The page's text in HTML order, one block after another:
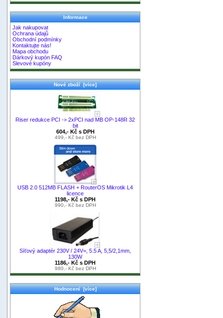
Informace
Jak nakupovat
Ochrana údajů
Obchodní podmínky
Kontaktujte nás!
Mapa obchodu
Dárkový kupón FAQ
Slevové kupóny
Nové zboží [více]
Riser redukce PCI -> 2xPCI nad MB OP-148R 32
bit
604,- Kč s DPH
499,- Kč bez DPH
USB 2.0 512MB FLASH + RouterOS Mikrotik L4
licence
1198,- Kč s DPH
990,- Kč bez DPH
Síťový adaptér 230V / 24V=, 5.5 A, 5,5/2,1mm,
130W
1186,- Kč s DPH
980,- Kč bez DPH
Hodnocení [více]